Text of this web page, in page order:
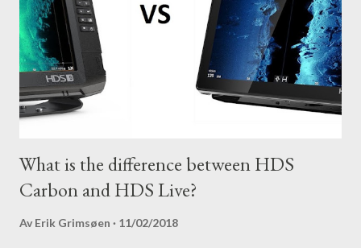
What is the difference between HDS
Carbon and HDS Live?
Av Erik Grimsøen 11/02/2018